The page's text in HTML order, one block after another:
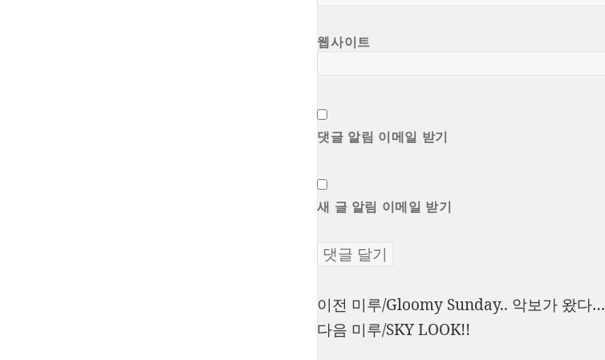
웹사이트
댓글 알림 이메일 받기
새 글 알림 이메일 받기
글
이전 이
전
미루/Gloomy Sunday.. 악보가 왔다…
다음 다
미루/SKY LOOK!!